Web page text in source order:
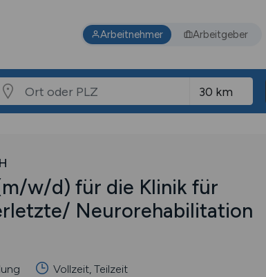
Arbeitnehmer Arbeitgeber
w/d) für die Klinik für
Neurorehabilitation
Vollzeit, Teilzeit